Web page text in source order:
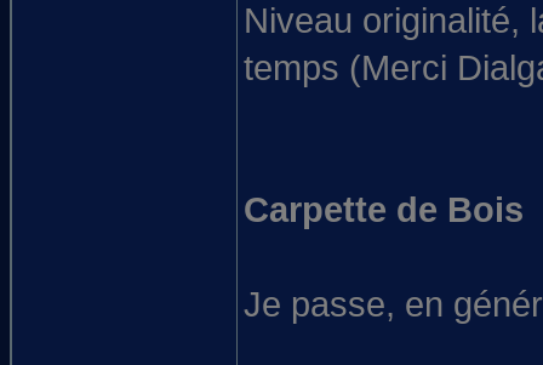
Niveau originalité,
temps (Merci
Carpette de Bois
Je passe, en